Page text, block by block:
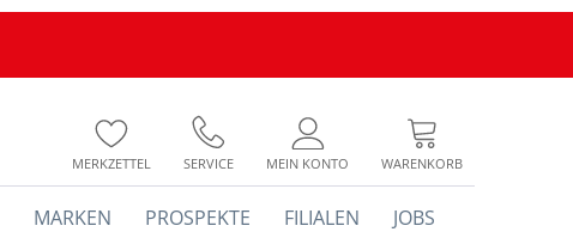
MERKZETTEL SERVICE MEIN KONTO WARENKORB
MARKEN PROSPEKTE FILIALEN JOBS